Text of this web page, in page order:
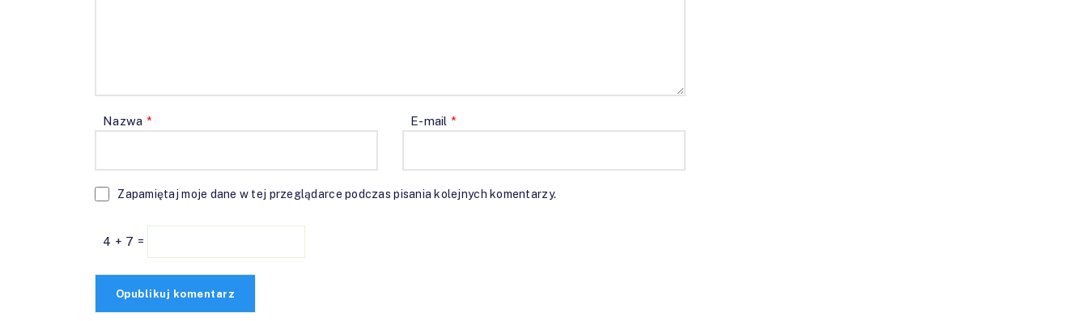
Nazwa * E-mail *
Zapamiętaj moje dane w tej przeglądarce podczas pisania kolejnych komentarzy.
4 + 7 =